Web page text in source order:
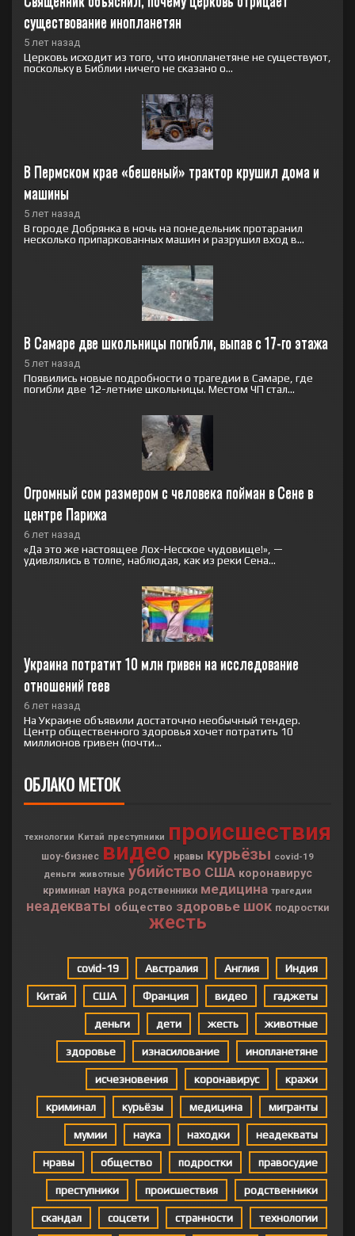
существование инопланетян
5 лет назад
Церковь исходит из того, что инопланетяне не существуют,
поскольку в Библии ничего не сказано о...
В Пермском крае «бешеный» трактор крушил дома и
машины
5 лет назад
В городе Добрянка в ночь на понедельник протаранил
несколько припаркованных машин и разрушил вход в...
В Самаре две школьницы погибли, выпав с 17-го этажа
5 лет назад
Появились новые подробности о трагедии в Самаре, где
погибли две 12-летние школьницы. Местом ЧП стал...
Огромный сом размером с человека пойман в Сене в
центре Парижа
6 лет назад
«Да это же настоящее Лох-Несское чудовище!», —
удивлялись в толпе, наблюдая, как из реки Сена...
Украина потратит 10 млн гривен на исследование
отношений геев
6 лет назад
На Украине объявили достаточно необычный тендер.
Центр общественного здоровья хочет потратить 10
миллионов гривен (почти...
ОБЛАКО МЕТОК
технологии Китай преступники происшествия
шоу-бизнес видео нравы курьёзы covid-19
деньги животные убийство США коронавирус
криминал наука родственники медицина трагедии
неадекваты общество здоровье шок подростки
жесть
covid-19 Австралия Англия Индия
Китай США Франция видео гаджеты
деньги дети жесть животные
здоровье изнасилование инопланетяне
исчезновения коронавирус кражи
криминал курьёзы медицина мигранты
мумии наука находки неадекваты
нравы общество подростки правосудие
преступники происшествия родственники
скандал соцсети странности технологии